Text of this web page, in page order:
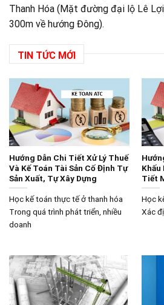
Thanh Hóa (Mặt đường đại lộ Lê
300m về hướng Đông).
TIN TỨC MỚI
Hướng Dẫn Chi Tiết Xử Lý Thuế
Và Kế Toán Tài Sản Cố Định Tự
Sản Xuất, Tự Xây Dựng
Học kế toán thực tế ở thanh hóa
Trong quá trình phát triển, nhiều
doanh
Khấu
Tiết
Học
Xác